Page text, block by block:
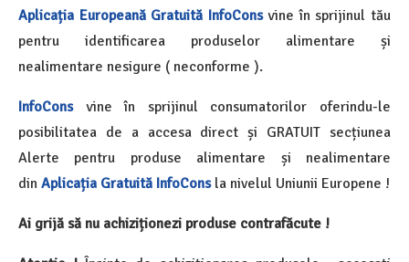
Aplicația Europeană Gratuită InfoConsvine în sprijinul tău
pentru identificarea produselor alimentare și
nealimentare nesigure ( neconforme ).
InfoConsvine în sprijinul consumatorilor oferindu-le
posibilitatea de a accesa direct și GRATUIT secțiunea
Alerte pentru produse alimentare și nealimentare
din Aplicația Gratuită InfoConsla nivelul Uniunii Europene !
Ai grijă să nu achiziționezi produse contrafăcute !